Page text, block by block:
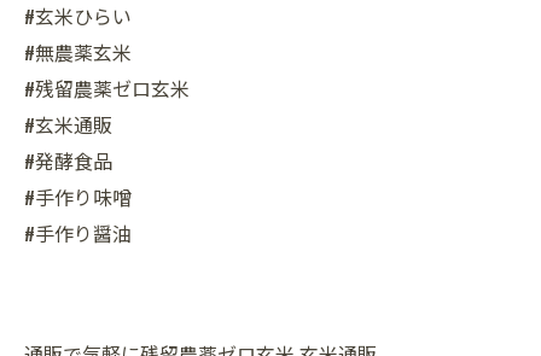
#玄米ひらい
#無農薬玄米
#残留農薬ゼロ玄米
#玄米通販
#発酵食品
#手作り味噌
#手作り醤油